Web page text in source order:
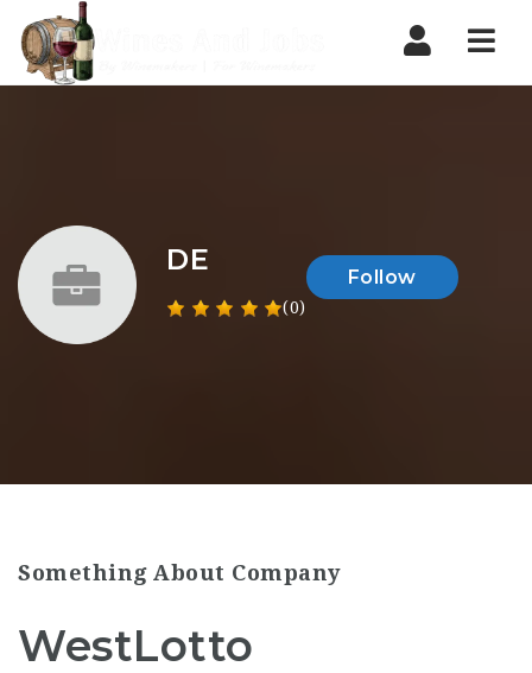
DE
(0)
Follow
Something About Company
WestLotto